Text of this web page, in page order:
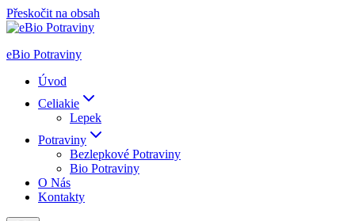
Přeskočit na obsah
eBio Potraviny
Úvod
Celiakie
Lepek
Potraviny
Bezlepkové Potraviny
Bio Potraviny
O Nás
Kontakty